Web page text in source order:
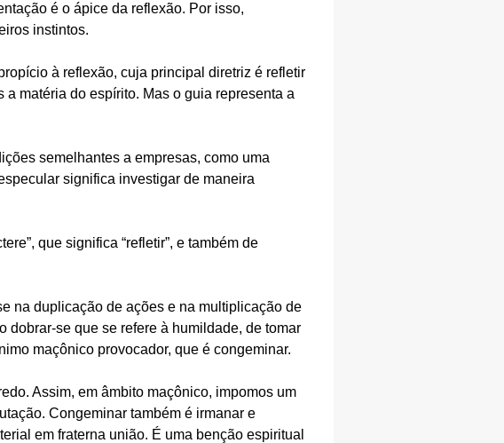
é o ápice da reflexão. Por isso,
instintos.
à reflexão, cuja principal diretriz é refletir
matéria do espírito. Mas o guia representa a
semelhantes a empresas, como uma
significa investigar de maneira
que significa “refletir”, e também de
na duplicação de ações e na multiplicação de
dobrar-se que se refere à humildade, de tomar
maçônico provocador, que é congeminar.
Assim, em âmbito maçônico, impomos um
Congeminar também é irmanar e
em fraterna união. É uma benção espiritual